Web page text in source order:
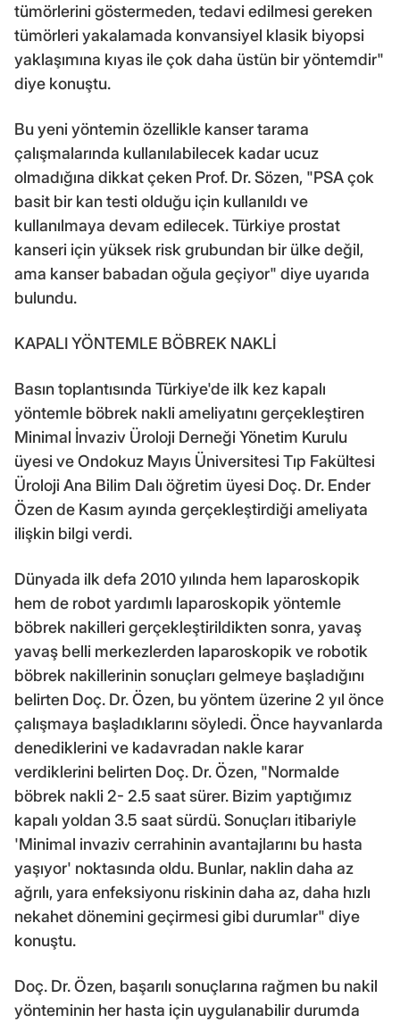
tümörlerini göstermeden, tedavi edilmesi gereken
tümörleri yakalamada konvansiyel klasik biyopsi
yaklaşımına kıyas ile çok daha üstün bir yöntemdir"
diye konuştu.
Bu yeni yöntemin özellikle kanser tarama
çalışmalarında kullanılabilecek kadar ucuz
olmadığına dikkat çeken Prof. Dr. Sözen, "PSA çok
basit bir kan testi olduğu için kullanıldı ve
kullanılmaya devam edilecek. Türkiye prostat
kanseri için yüksek risk grubundan bir ülke değil,
ama kanser babadan oğula geçiyor" diye uyarıda
bulundu.
KAPALI YÖNTEMLE BÖBREK NAKLİ
Basın toplantısında Türkiye'de ilk kez kapalı
yöntemle böbrek nakli ameliyatını gerçekleştiren
Minimal İnvaziv Üroloji Derneği Yönetim Kurulu
üyesi ve Ondokuz Mayıs Üniversitesi Tıp Fakültesi
Üroloji Ana Bilim Dalı öğretim üyesi Doç. Dr. Ender
Özen de Kasım ayında gerçekleştirdiği ameliyata
ilişkin bilgi verdi.
Dünyada ilk defa 2010 yılında hem laparoskopik
hem de robot yardımlı laparoskopik yöntemle
böbrek nakilleri gerçekleştirildikten sonra, yavaş
yavaş belli merkezlerden laparoskopik ve robotik
böbrek nakillerinin sonuçları gelmeye başladığını
belirten Doç. Dr. Özen, bu yöntem üzerine 2 yıl önce
çalışmaya başladıklarını söyledi. Önce hayvanlarda
denediklerini ve kadavradan nakle karar
verdiklerini belirten Doç. Dr. Özen, "Normalde
böbrek nakli 2- 2.5 saat sürer. Bizim yaptığımız
kapalı yoldan 3.5 saat sürdü. Sonuçları itibariyle
'Minimal invaziv cerrahinin avantajlarını bu hasta
yaşıyor' noktasında oldu. Bunlar, naklin daha az
ağrılı, yara enfeksiyonu riskinin daha az, daha hızlı
nekahet dönemini geçirmesi gibi durumlar" diye
konuştu.
Doç. Dr. Özen, başarılı sonuçlarına rağmen bu nakil
yönteminin her hasta için uygulanabilir durumda